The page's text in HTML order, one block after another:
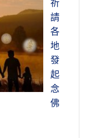
祈
請
各
地
發
起
念
佛